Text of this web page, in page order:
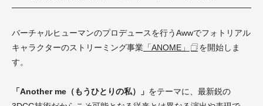
バーチャルヒューマンのプロデュースを行うAwwでフォトリアル
キャラクターのストリーミング事業 「ANOME」
を開始しま
す。
「Another me（もうひとりの私）」 をテーマに、最新鋭の